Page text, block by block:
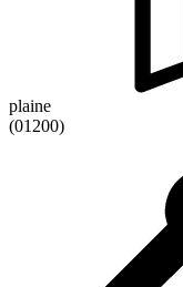
plaine
(01200)